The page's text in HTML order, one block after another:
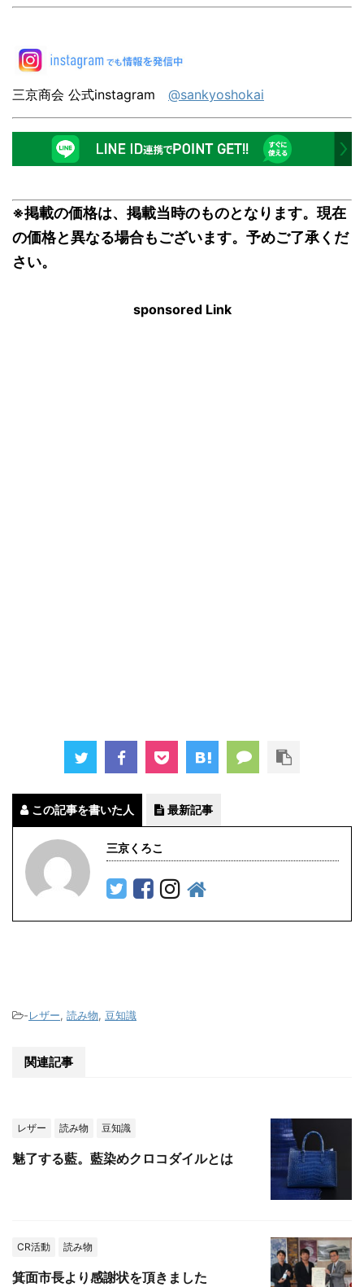
三京商会 公式instagram @sankyoshokai
※掲載の価格は、掲載当時のものとなります。現在
の価格と異なる場合もございます。予めご了承くだ
さい。
sponsored Link
この記事を書いた人 最新記事
三京くろこ
-レザー, 読み物, 豆知識
関連記事
レザー 読み物 豆知識
魅了する藍。藍染めクロコダイルとは
CR活動 読み物
箕面市長より感謝状を頂きました